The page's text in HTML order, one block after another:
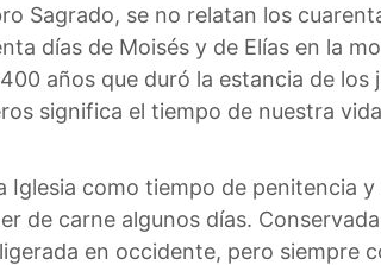
Sagrado, se no relatan los
días de Moisés y de Elías en la
años que duró la estancia de los
significa el tiempo de nuestra
como tiempo de penitencia
de carne algunos días.
en occidente, pero siempre